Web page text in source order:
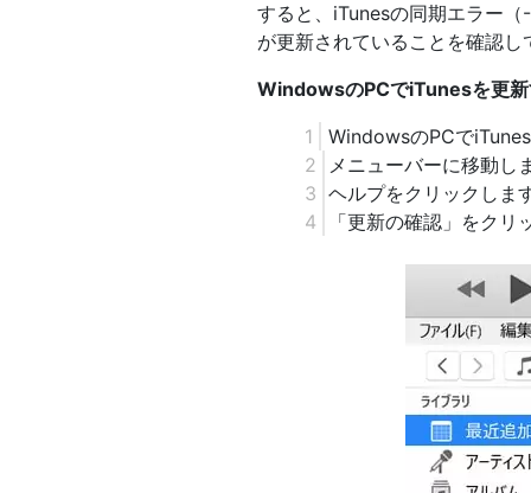
すると、iTunesの同期エラー
が更新されていることを確認し
WindowsのPCでiTunesを更新
WindowsのPCで
メニューバーに移動し
ヘルプをクリックしま
「更新の確認」をクリ